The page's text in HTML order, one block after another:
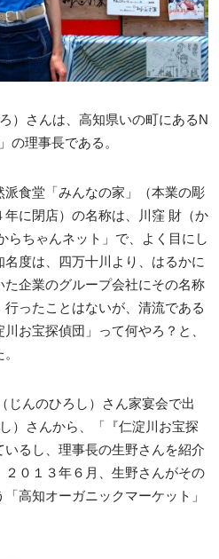
）さんは、高知県いの町にあるN
の理事長である。
派食堂「みんなの家」（本業の彫
に閉店）の名称は、川窪 財（か
らちゃんネット」で、よく目にし
度は、四万十川より、はるかに
企業のグループ会社にその名称
ったことはないが、清流である
お宝探偵団」って何やろ？と、
じんのひろし）さん家宴会で出
）さんから、「『仁淀川お宝探
るし、理事長の生野さんを紹介
２０１３年６月、生野さんがその
高知オーガニックマーケット」